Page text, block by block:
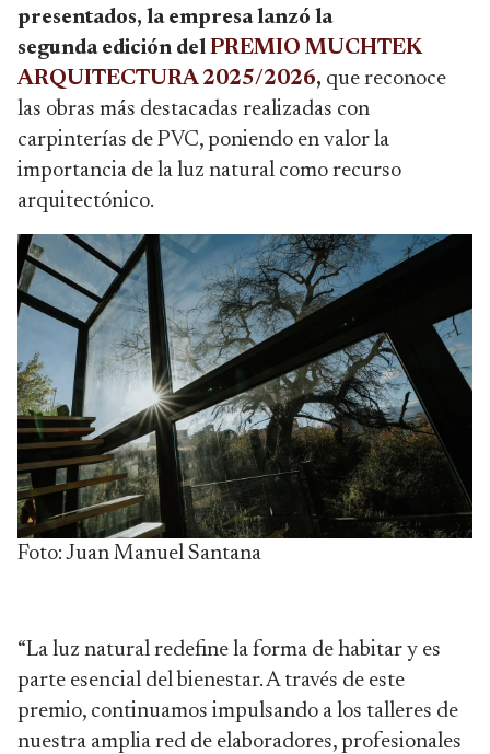
presentados, la empresa lanzó la
segunda edición del PREMIO MUCHTEK
ARQUITECTURA 2025/2026, que reconoce
las obras más destacadas realizadas con
carpinterías de PVC, poniendo en valor la
importancia de la luz natural como recurso
arquitectónico.
Foto: Juan Manuel Santana
“La luz natural redefine la forma de habitar y es
parte esencial del bienestar. A través de este
premio, continuamos impulsando a los talleres de
nuestra amplia red de elaboradores, profesionales